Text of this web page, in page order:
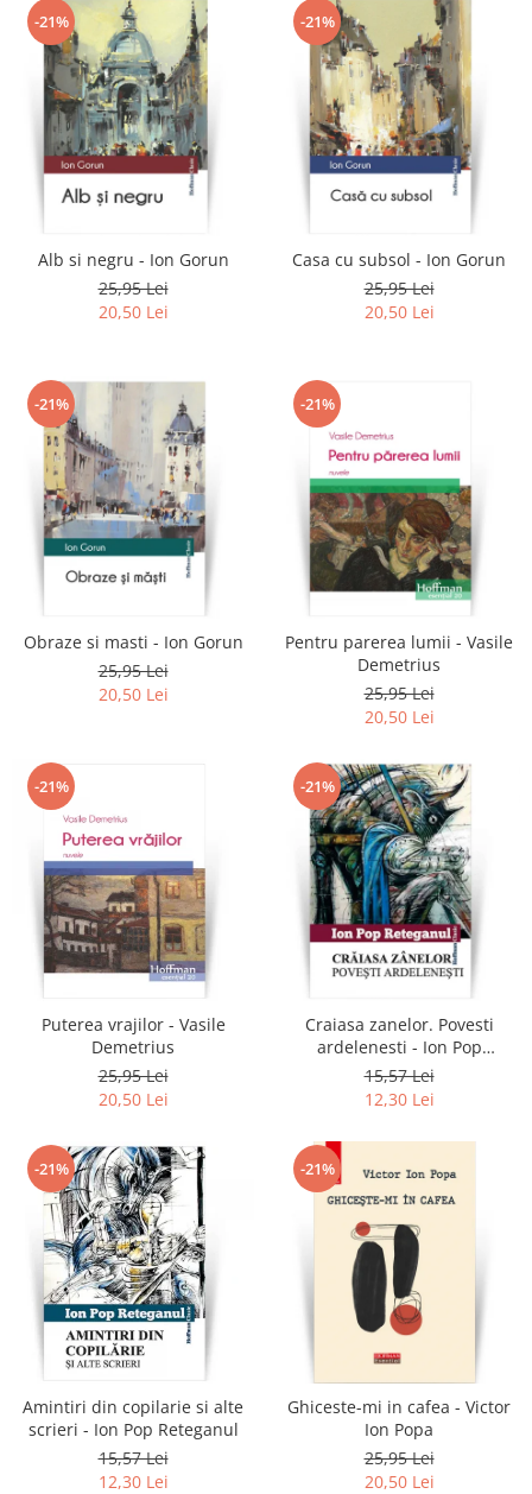
-21%
Alb si negru - Ion Gorun
25,95 Lei
20,50 Lei
-21%
Casa cu subsol - Ion Gorun
25,95 Lei
20,50 Lei
-21%
Obraze si masti - Ion Gorun
25,95 Lei
20,50 Lei
-21%
Pentru parerea lumii - Vasile
Demetrius
25,95 Lei
20,50 Lei
-21%
Puterea vrajilor - Vasile
Demetrius
25,95 Lei
20,50 Lei
-21%
Craiasa zanelor. Povesti
ardelenesti - Ion Pop
Reteganul
15,57 Lei
12,30 Lei
-21%
Amintiri din copilarie si alte
scrieri - Ion Pop Reteganul
15,57 Lei
12,30 Lei
-21%
Ghiceste-mi in cafea - Victor
Ion Popa
25,95 Lei
20,50 Lei